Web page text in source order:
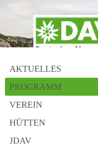
AKTUELLES
PROGRAMM
VEREIN
HÜTTEN
JDAV